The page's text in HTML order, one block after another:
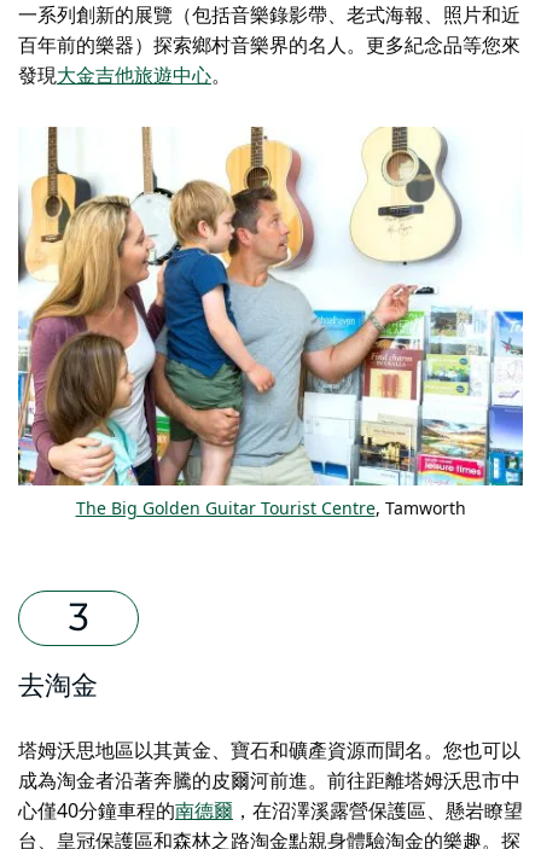
一系列創新的展覽（包括音樂錄影帶、老式海報、照片和近
百年前的樂器）探索鄉村音樂界的名人。更多紀念品等您來
發現大金吉他旅遊中心。
The Big Golden Guitar Tourist Centre, Tamworth
去淘金
塔姆沃思地區以其黃金、寶石和礦產資源而聞名。您也可以
成為淘金者沿著奔騰的皮爾河前進。前往距離塔姆沃思市中
心僅40分鐘車程的南德爾 ，在沼澤溪露營保護區、懸岩瞭望
台、皇冠保護區和森林之路淘金點親身體驗淘金的樂趣。探